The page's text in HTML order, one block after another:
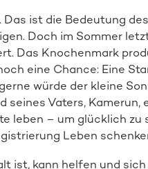
ist die Bedeutung
Doch im Sommer
Das Knochenmark
eine Chance: Eine
würde der kleine
seines Vaters, Kamerun,
leben – um glücklich zu
Leben
ist, kann helfen und